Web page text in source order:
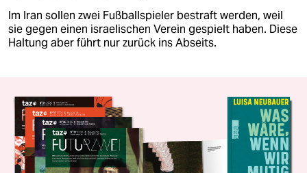
Im Iran sollen zwei Fußballspieler bestraft werden, weil
sie gegen einen israelischen Verein gespielt haben. Diese
Haltung aber führt nur zurück ins Abseits.